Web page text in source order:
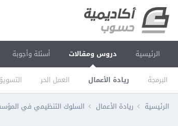
الرئيسية دروس ومقالات
البرمجة ريادة الأعمال العمل الحر
أسئلة وأجوبة
الرئيسية ريادة الأعمال السلوك التنظيمي في